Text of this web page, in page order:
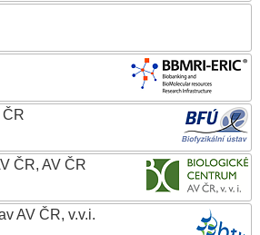
ČR
ČR, AV ČR
AV ČR, v.v.i.